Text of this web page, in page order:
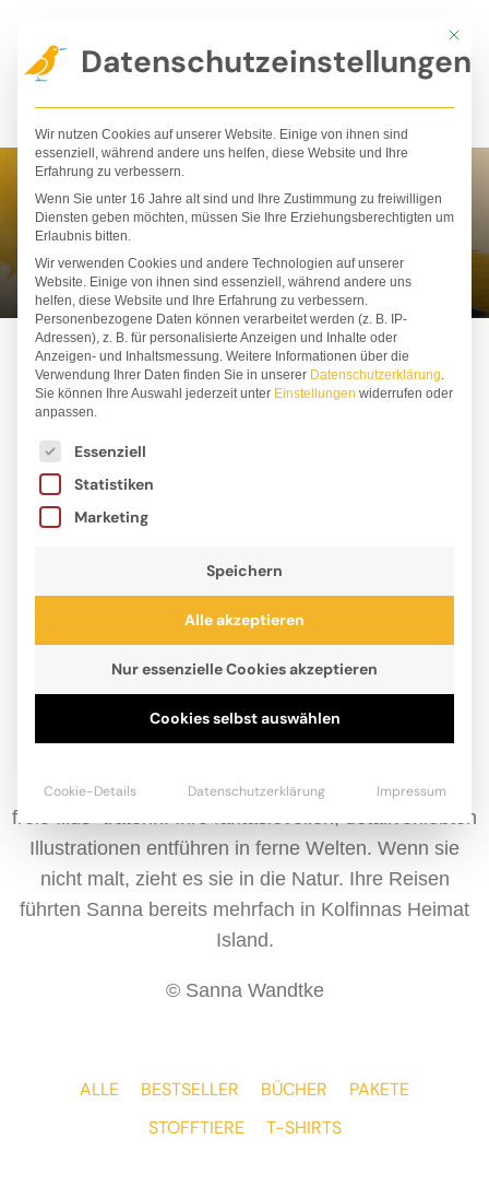
Inhalt
springen
Sanna Wandtke
Sanna Wandtke, geboren 1989 in Berlin, studierte
Wissenschaften in Hamburg und arbeitet heute als
freie Illus- tratorin. Ihre fantasievollen, detailverliebten
Illustrationen entführen in ferne Welten. Wenn sie
nicht malt, zieht es sie in die Natur. Ihre Reisen
führten Sanna bereits mehrfach in Kolfinnas Heimat
Island.
© Sanna Wandtke
ALLE BESTSELLER BÜCHER
PAKETE
STOFFTIERE
T-SHIRTS
Mit
Datenschutzeinstellungen
Wir nutzen Cookies auf unserer Website. Einige von ihnen sind
essenziell, während andere uns helfen, diese Website und Ihre
Erfahrung zu verbessern.
Wenn Sie unter 16 Jahre alt sind und Ihre Zustimmung zu freiwilligen
Diensten geben möchten, müssen Sie Ihre Erziehungsberechtigten um
Erlaubnis bitten.
Wir verwenden Cookies und andere Technologien auf unserer
Website. Einige von ihnen sind essenziell, während andere uns
helfen, diese Website und Ihre Erfahrung zu verbessern.
Personenbezogene Daten können verarbeitet werden (z. B. IP-
Adressen), z. B. für personalisierte Anzeigen und Inhalte oder
Anzeigen- und Inhaltsmessung. Weitere Informationen über die
Verwendung Ihrer Daten finden Sie in unserer Datenschutzerklärung.
Sie können Ihre Auswahl jederzeit unter Einstellungen widerrufen oder
anpassen.
Es folgt eine Liste der Service-Gruppen, für die
Essenziell
Statistiken
Marketing
Speichern
Alle akzeptieren
Nur essenzielle Cookies akzeptieren
Cookies selbst auswählen
Cookie-Details Datenschutzerklärung Impressum